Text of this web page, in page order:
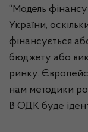
“Модель
України,
фінансується
бюджету або
ринку.
нам методики
В ОДК буде